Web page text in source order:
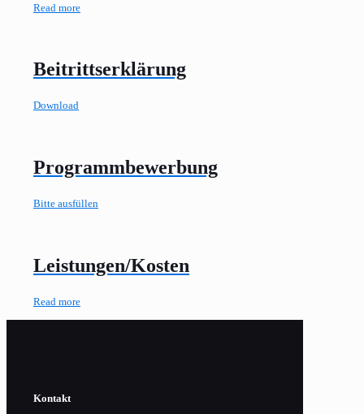
Read more
Beitrittserklärung
Download
Programmbewerbung
Bitte ausfüllen
Leistungen/Kosten
Read more
Kontakt